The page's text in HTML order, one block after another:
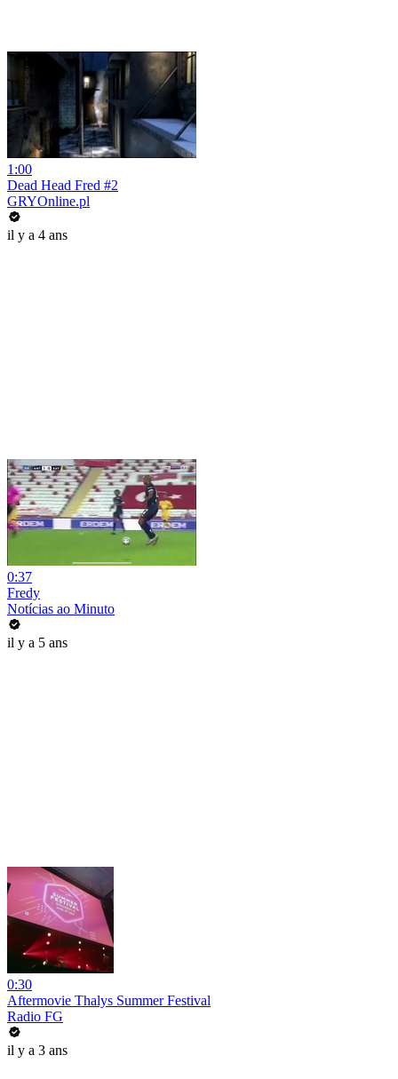
1:00
Dead Head Fred #2
GRYOnline.pl
il y a 4 ans
0:37
Fredy
Notícias ao Minuto
il y a 5 ans
0:30
Aftermovie Thalys Summer Festival
Radio FG
il y a 3 ans